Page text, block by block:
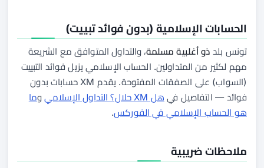
الحسابات الإسلامية (بدون فوائد تبييت)
تونس بلد ذو أغلبية مسلمة، والتداول المتوافق مع الشريعة
مهم لكثير من المتداولين. الحساب الإسلامي يزيل فوائد التبييت
(السواب) على الصفقات المفتوحة. يقدم XM حسابات بدون
فوائد — التفاصيل في هل XM حلال؟ التداول الإسلامي وما
هو الحساب الإسلامي في الفوركس.
ملاحظات ضريبية